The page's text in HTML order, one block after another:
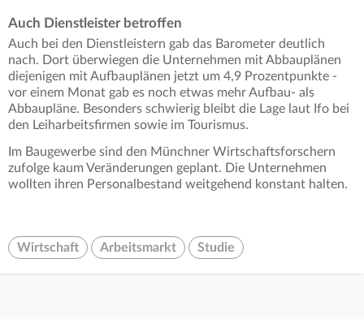
Auch Dienstleister betroffen
Auch bei den Dienstleistern gab das Barometer deutlich
nach. Dort überwiegen die Unternehmen mit Abbauplänen
diejenigen mit Aufbauplänen jetzt um 4,9 Prozentpunkte -
vor einem Monat gab es noch etwas mehr Aufbau- als
Abbaupläne. Besonders schwierig bleibt die Lage laut Ifo bei
den Leiharbeitsfirmen sowie im Tourismus.
Im Baugewerbe sind den Münchner Wirtschaftsforschern
zufolge kaum Veränderungen geplant. Die Unternehmen
wollten ihren Personalbestand weitgehend konstant halten.
Wirtschaft Arbeitsmarkt Studie